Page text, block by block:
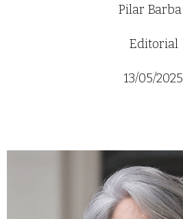
Pilar Barba
Editorial
13/05/2025